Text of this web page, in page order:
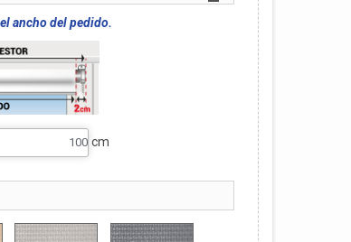
ancho del pedido.
cm